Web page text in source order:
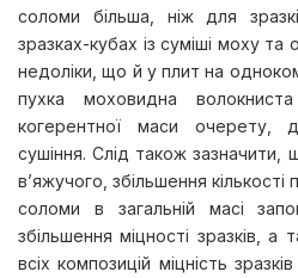
соломи більша, ніж для
зразках-кубах із суміші моху та
недоліки, що й у плит на
пухка моховидна волокниста
когерентної маси очерету,
сушіння. Слід також зазначити,
в’яжучого, збільшення
соломи в загальній масі
збільшення міцності зразків,
всіх композицій міцність